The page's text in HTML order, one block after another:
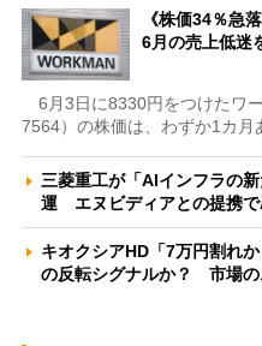
《株価34％急
6月の売上低迷
6月3日に8330円をつけたワ
7564）の株価は、わずか1カ
三菱重工が「AIインフラの
運 エヌビディアとの提携
キオクシアHD「7万円割れ
の反転シグナルか？ 市場